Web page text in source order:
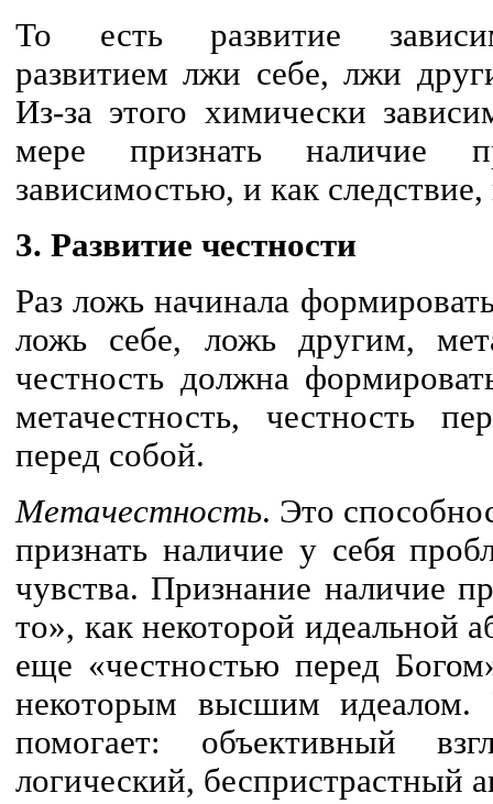
То есть развитие
развитием лжи себе, лжи
Из-за этого химически
мере признать наличие
зависимостью, и как
3. Развитие честности
Раз ложь начинала
ложь себе, ложь другим,
честность должна
метачестность, честность
перед собой.
Метачестность. Это
признать наличие у себя
чувства. Признание наличие
то», как некоторой идеальной
еще «честностью перед
некоторым высшим идеалом.
помогает: объективный
логический, беспристрастный